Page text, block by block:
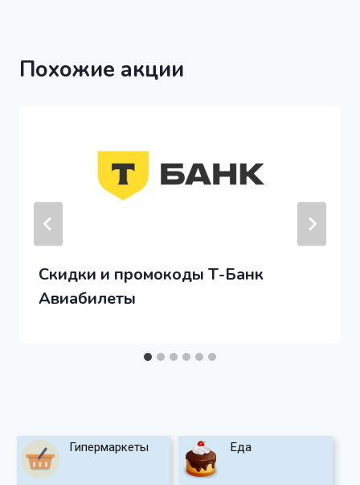
Похожие акции
Скидки и промокоды Т-Банк
Авиабилеты
Гипермаркеты Еда